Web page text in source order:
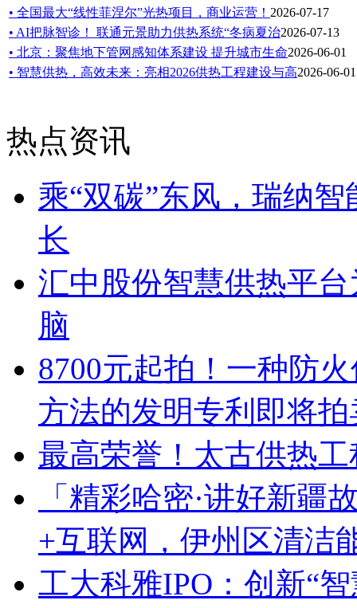
• 全国最大“线性菲涅尔”光热项目，商业运营！ 2026-07-17
• AI把脉智诊！ 联通元景助力供热系统“冬病夏治2026-07-13
• 北京：聚焦地下管网感知体系建设 提升城市生命2026-06-01
• 智慧供热，高效未来：亮相2026供热工程建设与高2026-06-01
热点资讯
乘“双碳”东风，瑞纳
长
汇中股份智慧供热平
脑
8700元起拍！一种防
方法的发明专利即将拍
最高荣誉！太古供热
「精彩哈密·讲好新疆
+互联网，伊州区清洁
工大科雅IPO：创新“